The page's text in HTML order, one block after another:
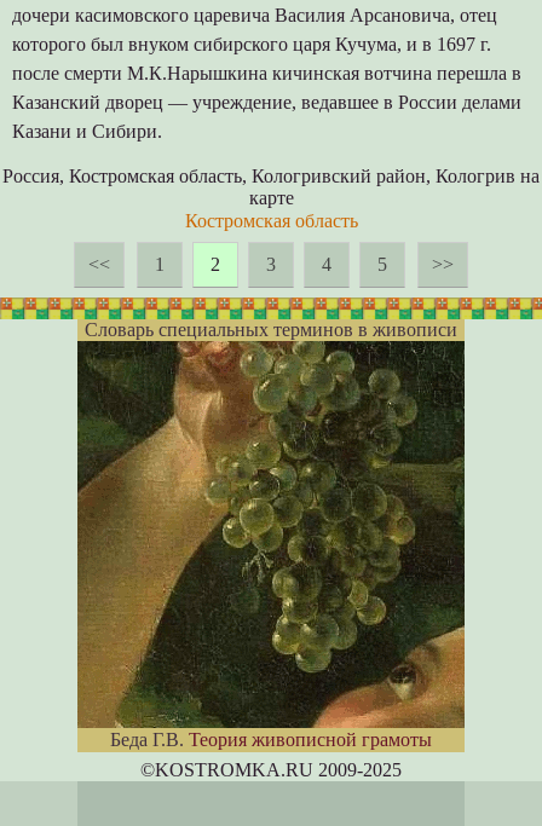
дочери касимовского царевича Василия Арсановича, отец
которого был внуком сибирского царя Кучума, и в 1697 г.
после смерти М.К.Нарышкина кичинская вотчина перешла в
Казанский дворец — учреждение, ведавшее в России делами
Казани и Сибири.
Россия, Костромская область, Кологривский район, Кологрив на
карте
Костромская область
<< 1 2 3 4 5 >>
Словарь специальных терминов в живописи
Беда Г.В. Теория живописной грамоты
©KOSTROMKA.RU 2009-2025